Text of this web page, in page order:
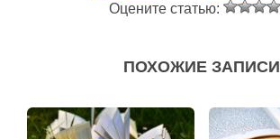
Оцените статью:
ПОХОЖИЕ ЗАПИСИ